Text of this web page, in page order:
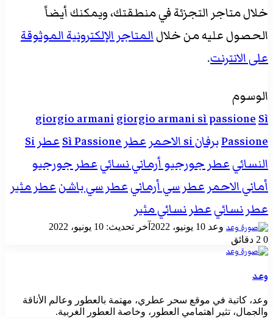
خلال متاجر التجزئة في منطقتك، ويمكنك أيضاً
الحصول عليه من خلالالمتاجر الإلكترونية الموثوقة
على الانترنت.
الوسوم
giorgio armanigiorgio armani sì passione Sì
Passioneبرفان si الاحمر عطر Sì Passione
عطر Si
النسائيعطر جورجيو أرماني نسائيعطر جورجيو
أماني الاحمر عطر سي أرمانيعطر سي باشنعطر مثير
عطر نسائيعطر نسائي مثير
وعد أرسل
10 يونيو، 2022
آخر تحديث: 10 يونيو، 2022
0
وعد
وعد، كاتبة في موقع سحر عطري، مهتمة بالعطور وعالم الأناقة
والجمال، تثير اهتمامي العطور، وخاصة العطور الغربية.